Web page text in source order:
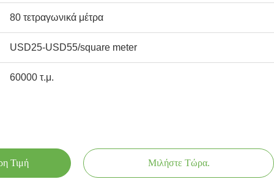
80 τετραγωνικά μέτρα
USD25-USD55/square meter
60000 τ.μ.
Τιμή Μιλήστε Τώρα.